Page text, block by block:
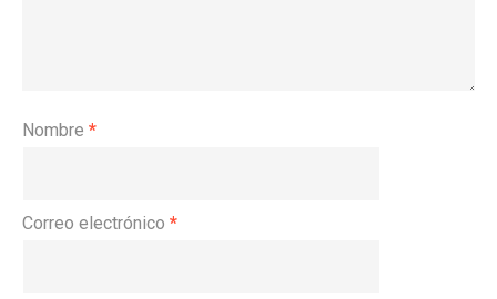
Nombre *
Correo electrónico *